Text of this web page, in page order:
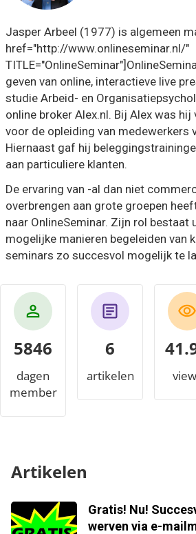
Jasper Arbeel (1977) is algemeen
href="http://www.onlineseminar.nl/"
geven van online, interactieve live
studie Arbeid- en
online broker Alex.nl. Bij Alex was
voor de opleiding van medewerkers
Hiernaast gaf hij
aan particuliere klanten.
De ervaring van -al dan niet
overbrengen aan grote groepen
naar OnlineSeminar. Zijn rol bestaat
mogelijke manieren begeleiden van
seminars zo succesvol mogelijk te
5846
dagen
member
6
artikelen
Artikelen
Gratis! Nu!
werven via e-